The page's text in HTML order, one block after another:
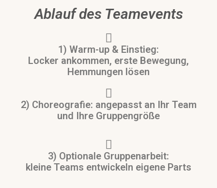
Ablauf des Teamevents
1) Warm-up & Einstieg:
Locker ankommen, erste Bewegung,
Hemmungen lösen
2) Choreografie: angepasst an Ihr Team
und Ihre Gruppengröße
3) Optionale Gruppenarbeit:
kleine Teams entwickeln eigene Parts